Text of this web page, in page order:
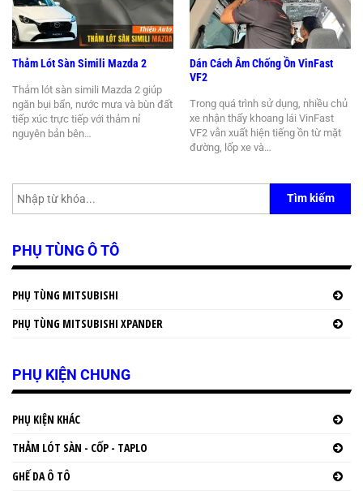
Thảm Lót Sàn Simili Mazda 2
Thảm lót sàn simili Mazda 2 giúp
ngăn bụi bẩn, nước mưa và bùn đất
tiếp xúc trực tiếp với thảm nỉ
nguyên bản bên…
Dán Cách Âm Chống Ồn VinFast
VF2
Trong quá trình sử dụng, nhiều chủ
xe nhận thấy khoang lái VinFast
VF2 vẫn xuất hiện tiếng ồn từ mặt
đường, lốp xe và…
Tìm kiếm
PHỤ TÙNG Ô TÔ
PHỤ TÙNG MITSUBISHI
PHỤ TÙNG MITSUBISHI XPANDER
PHỤ KIỆN CHUNG
PHỤ KIỆN KHÁC
THẢM LÓT SÀN - CỐP - TAPLO
GHẾ DA Ô TÔ